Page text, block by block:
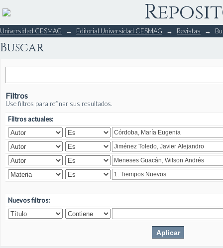
Buscar
Universidad CESMAG → Editorial Universidad CESMAG → Revistas →
Buscar
Filtros
Use filtros para refinar sus resultados.
Filtros actuales:
Nuevos filtros: